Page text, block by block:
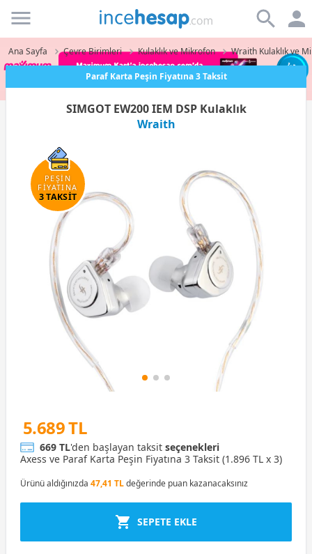
Incehesap
Ana Sayfa Çevre Birimleri Kulaklık ve Mikrofon Wraith Kulaklık ve
Paraf Karta Peşin Fiyatına 3 Taksit
SIMGOT EW200 IEM DSP Kulaklık
Wraith
PEŞİN
FİYATINA
3 TAKSİT
5.689 TL
669 TL'den başlayan taksit seçenekleri
Axess ve Paraf Karta Peşin Fiyatına 3 Taksit (1.896 TL x 3)
Ürünü aldığınızda 47,41 TLdeğerinde puan kazanacaksınız
SEPETE EKLE